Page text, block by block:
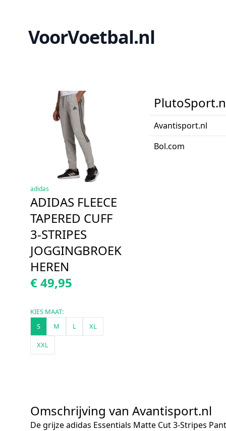
VoorVoetbal.nl
adidas
ADIDAS FLEECE
TAPERED CUFF
3-STRIPES
JOGGINGBROEK
HEREN
€ 49,95
KIES MAAT:
S
M L XL
XXL
Avantisport.nl
Bol.com
Omschrijving van Avantisport.nl
De grijze adidas Essentials Matte Cut 3-Stripes